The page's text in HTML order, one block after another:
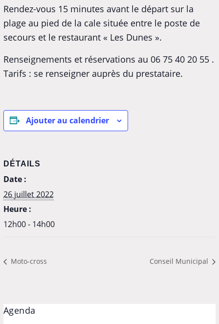
Rendez-vous 15 minutes avant le départ sur la
plage au pied de la cale située entre le poste de
secours et le restaurant « Les Dunes ».
Renseignements et réservations au 06 75 40 20 55 .
Tarifs : se renseigner auprès du prestataire.
Ajouter au calendrier
DÉTAILS
Date :
26 juillet 2022
Heure :
12h00 - 14h00
Moto-cross Conseil Municipal
Agenda